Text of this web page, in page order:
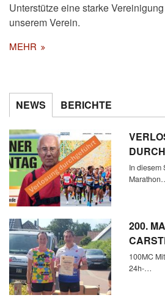
Unterstütze eine starke
unserem Verein.
MEHR
NEWS BERICHTE
In diesem
200.
100MC
24h-…